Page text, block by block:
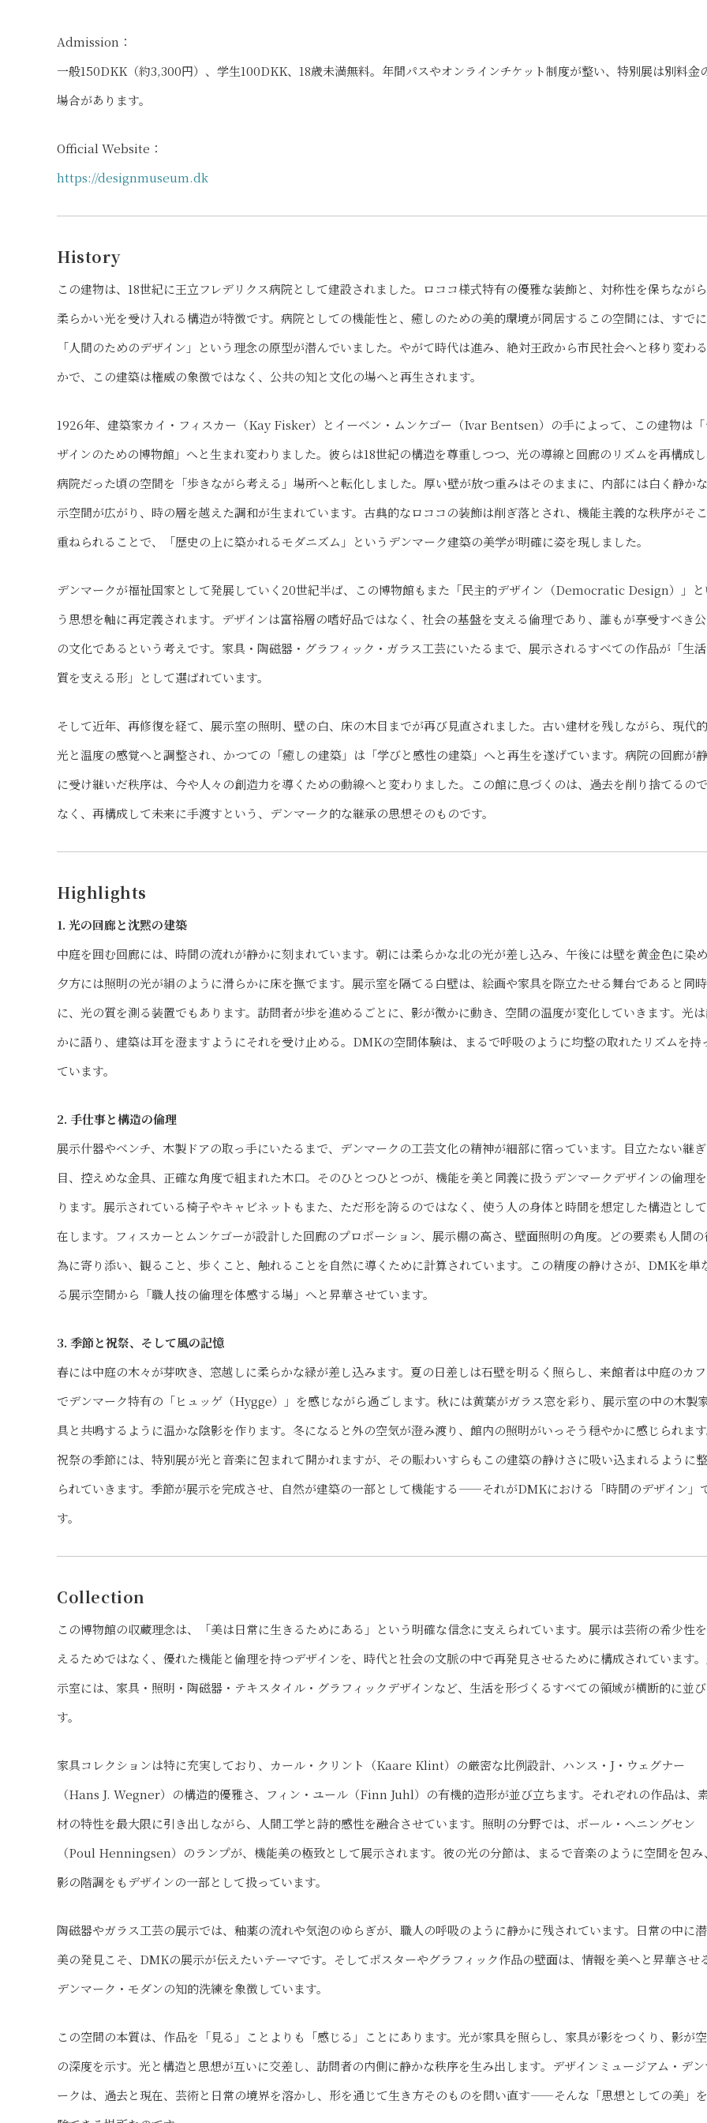
Admission：
一般150DKK（約3,300円）、学生100DKK、18歳未満無料。年間パスやオンラインチケット制度が整い、特別展は別料金
場合があります。
Official Website：
https://designmuseum.dk
History
この建物は、18世紀に王立フレデリクス病院として建設されました。ロココ様式特有の優雅な装飾と、対称性を保ちなが
柔らかい光を受け入れる構造が特徴です。病院としての機能性と、癒しのための美的環境が同居するこの空間には、すでに
「人間のためのデザイン」という理念の原型が潜んでいました。やがて時代は進み、絶対王政から市民社会へと移り変わ
かで、この建築は権威の象徴ではなく、公共の知と文化の場へと再生されます。
1926年、建築家カイ・フィスカー（Kay Fisker）とイーベン・ムンケゴー（Ivar Bentsen）の手によって、この建物は
ザインのための博物館」へと生まれ変わりました。彼らは18世紀の構造を尊重しつつ、光の導線と回廊のリズムを再構成し
病院だった頃の空間を「歩きながら考える」場所へと転化しました。厚い壁が放つ重みはそのままに、内部には白く静か
示空間が広がり、時の層を越えた調和が生まれています。古典的なロココの装飾は削ぎ落とされ、機能主義的な秩序がそ
重ねられることで、「歴史の上に築かれるモダニズム」というデンマーク建築の美学が明確に姿を現しました。
デンマークが福祉国家として発展していく20世紀半ば、この博物館もまた「民主的デザイン（Democratic Design）」と
う思想を軸に再定義されます。デザインは富裕層の嗜好品ではなく、社会の基盤を支える倫理であり、誰もが享受すべき
の文化であるという考えです。家具・陶磁器・グラフィック・ガラス工芸にいたるまで、展示されるすべての作品が「生
質を支える形」として選ばれています。
そして近年、再修復を経て、展示室の照明、壁の白、床の木目までが再び見直されました。古い建材を残しながら、現代
光と温度の感覚へと調整され、かつての「癒しの建築」は「学びと感性の建築」へと再生を遂げています。病院の回廊が
に受け継いだ秩序は、今や人々の創造力を導くための動線へと変わりました。この館に息づくのは、過去を削り捨てるの
なく、再構成して未来に手渡すという、デンマーク的な継承の思想そのものです。
Highlights
1. 光の回廊と沈黙の建築
中庭を囲む回廊には、時間の流れが静かに刻まれています。朝には柔らかな北の光が差し込み、午後には壁を黄金色に染め
夕方には照明の光が絹のように滑らかに床を撫でます。展示室を隔てる白壁は、絵画や家具を際立たせる舞台であると同時
に、光の質を測る装置でもあります。訪問者が歩を進めるごとに、影が微かに動き、空間の温度が変化していきます。光
かに語り、建築は耳を澄ますようにそれを受け止める。DMKの空間体験は、まるで呼吸のように均整の取れたリズムを持
ています。
2. 手仕事と構造の倫理
展示什器やベンチ、木製ドアの取っ手にいたるまで、デンマークの工芸文化の精神が細部に宿っています。目立たない継ぎ
目、控えめな金具、正確な角度で組まれた木口。そのひとつひとつが、機能を美と同義に扱うデンマークデザインの倫理
ります。展示されている椅子やキャビネットもまた、ただ形を誇るのではなく、使う人の身体と時間を想定した構造とし
在します。フィスカーとムンケゴーが設計した回廊のプロポーション、展示棚の高さ、壁面照明の角度。どの要素も人間の
為に寄り添い、観ること、歩くこと、触れることを自然に導くために計算されています。この精度の静けさが、DMKを単
る展示空間から「職人技の倫理を体感する場」へと昇華させています。
3. 季節と祝祭、そして風の記憶
春には中庭の木々が芽吹き、窓越しに柔らかな緑が差し込みます。夏の日差しは石壁を明るく照らし、来館者は中庭のカフ
でデンマーク特有の「ヒュッゲ（Hygge）」を感じながら過ごします。秋には黄葉がガラス窓を彩り、展示室の中の木製
具と共鳴するように温かな陰影を作ります。冬になると外の空気が澄み渡り、館内の照明がいっそう穏やかに感じられます
祝祭の季節には、特別展が光と音楽に包まれて開かれますが、その賑わいすらもこの建築の静けさに吸い込まれるように
られていきます。季節が展示を完成させ、自然が建築の一部として機能する——それがDMKにおける「時間のデザイン」
す。
Collection
この博物館の収蔵理念は、「美は日常に生きるためにある」という明確な信念に支えられています。展示は芸術の希少性
えるためではなく、優れた機能と倫理を持つデザインを、時代と社会の文脈の中で再発見させるために構成されています
示室には、家具・照明・陶磁器・テキスタイル・グラフィックデザインなど、生活を形づくるすべての領域が横断的に並び
す。
家具コレクションは特に充実しており、カール・クリント（Kaare Klint）の厳密な比例設計、ハンス・J・ウェグナー
（Hans J. Wegner）の構造的優雅さ、フィン・ユール（Finn Juhl）の有機的造形が並び立ちます。それぞれの作品は、
材の特性を最大限に引き出しながら、人間工学と詩的感性を融合させています。照明の分野では、ポール・ヘニングセン
（Poul Henningsen）のランプが、機能美の極致として展示されます。彼の光の分節は、まるで音楽のように空間を包み、
影の階調をもデザインの一部として扱っています。
陶磁器やガラス工芸の展示では、釉薬の流れや気泡のゆらぎが、職人の呼吸のように静かに残されています。日常の中に
美の発見こそ、DMKの展示が伝えたいテーマです。そしてポスターやグラフィック作品の壁面は、情報を美へと昇華させ
デンマーク・モダンの知的洗練を象徴しています。
この空間の本質は、作品を「見る」ことよりも「感じる」ことにあります。光が家具を照らし、家具が影をつくり、影が
の深度を示す。光と構造と思想が互いに交差し、訪問者の内側に静かな秩序を生み出します。デザインミュージアム・デン
ークは、過去と現在、芸術と日常の境界を溶かし、形を通じて生き方そのものを問い直す——そんな「思想としての美」